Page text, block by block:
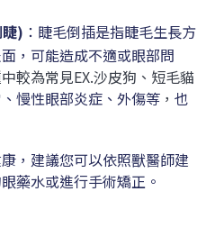
) ：睫毛倒插是指睫毛生長方
，可能造成不適或眼部問
較為常見EX.沙皮狗、短毛貓
慢性眼部炎症、外傷等 ， 也
，建議您可以依照獸醫師建
藥水或進行手術矯正。